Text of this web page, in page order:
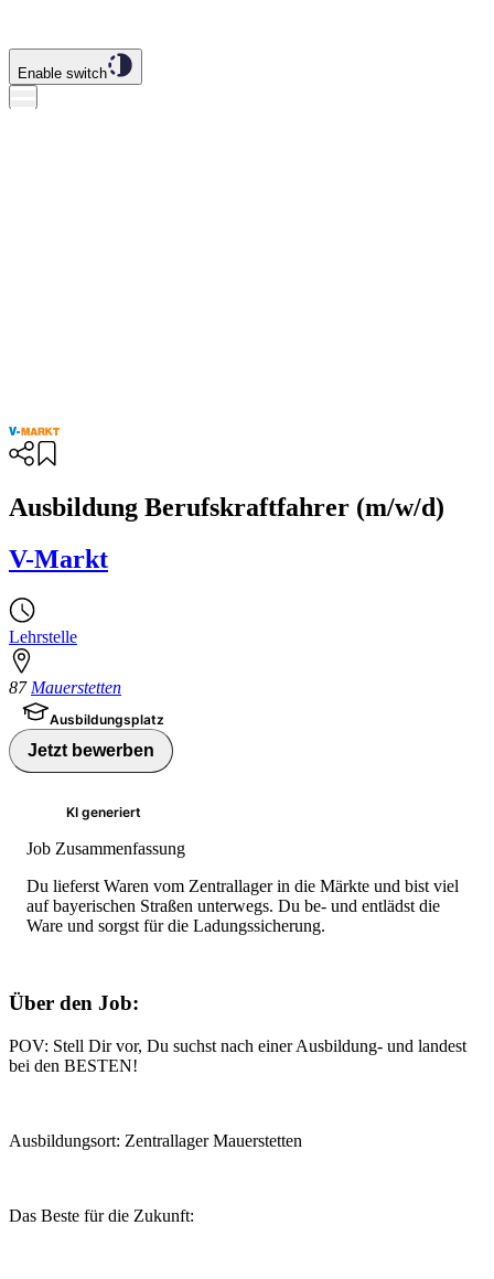
Enable switch
Ausbildung Berufskraftfahrer (m/w/d)
V-Markt
Lehrstelle
87 Mauerstetten
Ausbildungsplatz
Jetzt bewerben
KI generiert
Job Zusammenfassung
Du lieferst Waren vom Zentrallager in die Märkte und bist viel
auf bayerischen Straßen unterwegs. Du be- und entlädst die
Ware und sorgst für die Ladungssicherung.
Über den Job:
POV: Stell Dir vor, Du suchst nach einer Ausbildung- und landest
bei den BESTEN!
Ausbildungsort: Zentrallager Mauerstetten
Das Beste für die Zukunft: